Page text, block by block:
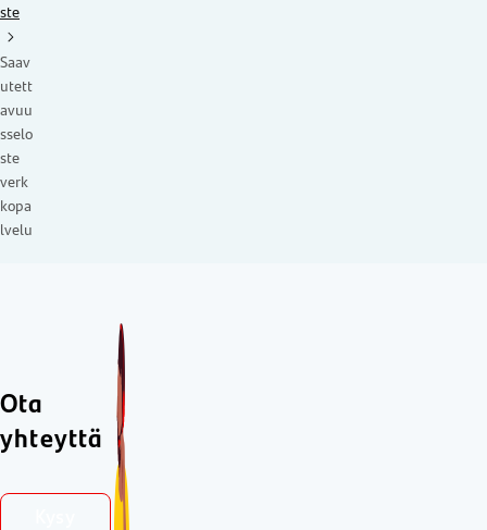
ste
Saav
utett
avuu
sselo
ste
verk
kopa
lvelu
Ota
yhteyttä